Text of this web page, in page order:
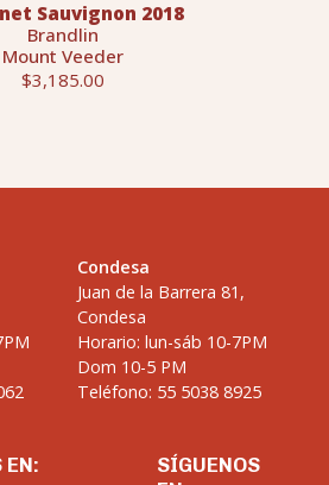
Sauvignon 2018
Brandlin
Mount Veeder
$3,185.00
Condesa
Juan de la Barrera 81,
Condesa
Horario: lun-sáb 10-7PM
Dom 10-5 PM
Teléfono: 55 5038 8925
EN:
SÍGUENOS